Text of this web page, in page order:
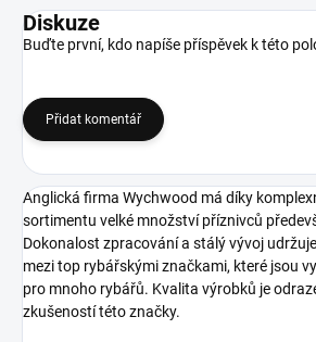
Diskuze
Buďte první, kdo napíše příspěvek k této
Přidat komentář
Anglická firma Wychwood má díky
sortimentu velké množství příznivců
Dokonalost zpracování a stálý vývoj
mezi top rybářskými značkami, které jsou
pro mnoho rybářů. Kvalita výrobků je
zkušeností této značky.